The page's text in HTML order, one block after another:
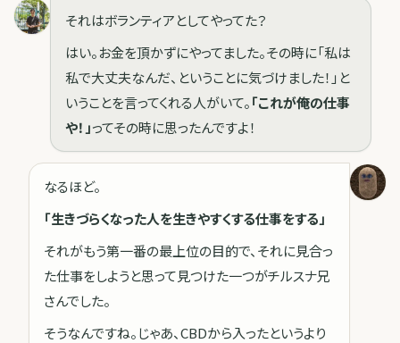
それはボランティアとしてやってた？
はい。お金を頂かずにやってました。その時に「私は
私で大丈夫なんだ、ということに気づけました！」と
いうことを言ってくれる人がいて。「これが俺の仕事
や！」ってその時に思ったんですよ！
なるほど。
「生きづらくなった人を生きやすくする仕事をする」
それがもう第一番の最上位の目的で、それに見合っ
た仕事をしようと思って見つけた一つがチルスナ兄
さんでした。
そうなんですね。じゃあ、CBDから入ったというより